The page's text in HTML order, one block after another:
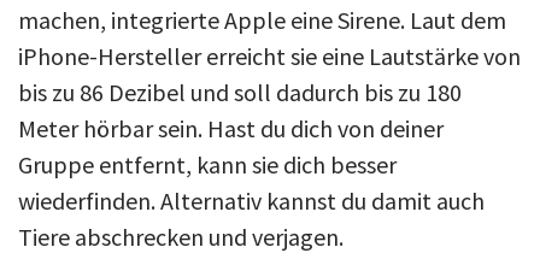
machen, integrierte Apple eine Sirene. Laut dem
iPhone-Hersteller erreicht sie eine Lautstärke von
bis zu 86 Dezibel und soll dadurch bis zu 180
Meter hörbar sein. Hast du dich von deiner
Gruppe entfernt, kann sie dich besser
wiederfinden. Alternativ kannst du damit auch
Tiere abschrecken und verjagen.